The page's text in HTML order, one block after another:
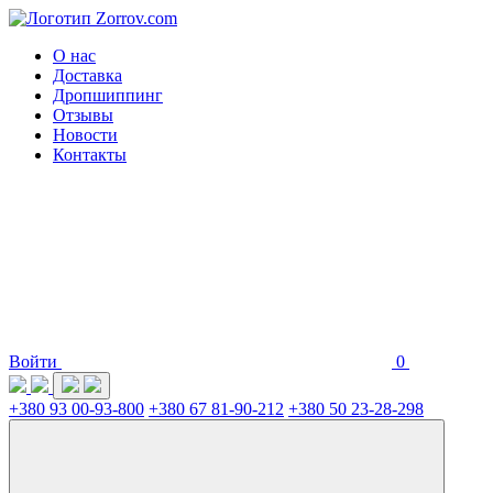
О нас
Доставка
Дропшиппинг
Отзывы
Новости
Контакты
Войти 0
+380 93 00-93-800 +380 67 81-90-212 +380 50 23-28-298